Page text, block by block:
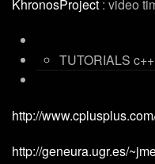
KhronosProject : video
TUTORIALS c++
http://
http://geneura.ugr.es/